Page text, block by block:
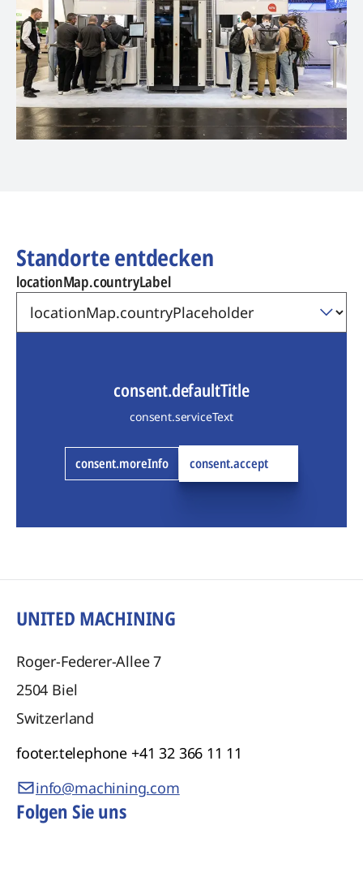
Standorte entdecken
locationMap.countryLabel
consent.defaultTitle
consent.serviceText
consent.moreInfo consent.accept
UNITED MACHINING
Roger-Federer-Allee 7
2504 Biel
Switzerland
footer.telephone +41 32 366 11 11
info@machining.com
Folgen Sie uns